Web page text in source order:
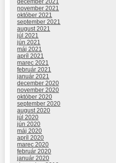
november 2021
október 2021
september 2021
august 2021
júl 2021
jún 2021
máj 2021
apríl 2021
marec 2021
február 2021
január 2021
december 2020
november 2020
október 2020
september 2020
august 2020
júl 2020
jún 2020
máj 2020
apríl 2020
marec 2020
február 2020
január 2020